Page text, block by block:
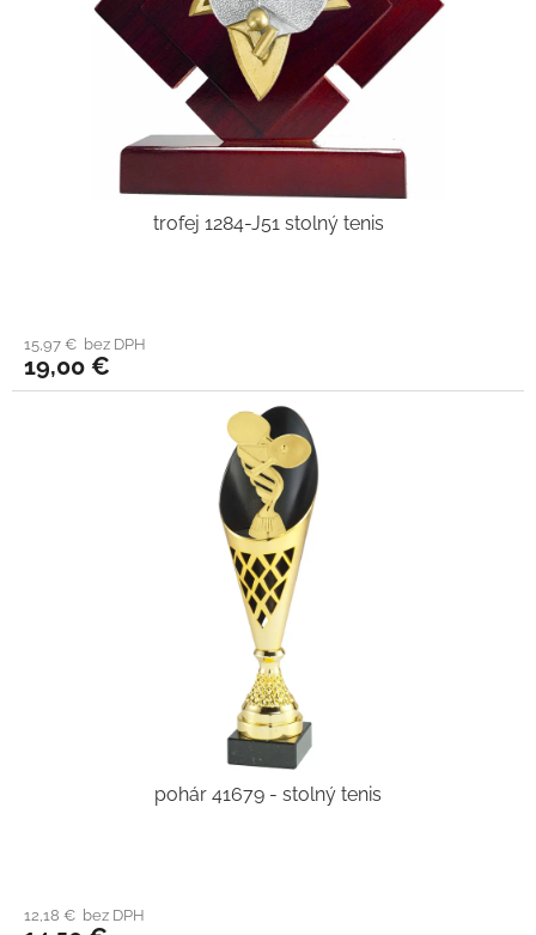
trofej 1284-J51 stolný tenis
15,97 € bez DPH
19,00 €
pohár 41679 - stolný tenis
12,18 € bez DPH